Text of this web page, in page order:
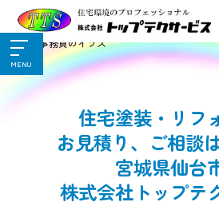
MENU
住宅塗装・リフ
お見積り、ご相談
宮城県仙台
株式会社トップテ